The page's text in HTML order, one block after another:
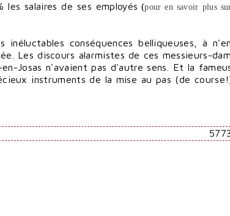
les salaires de ses employés (pour en savoir plus
conséquences belliqueuses, à
Les discours alarmistes de ces messieurs-
Josas n'avaient pas d'autre sens. Et la
instruments de la mise au pas (de